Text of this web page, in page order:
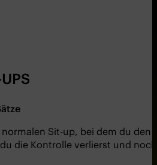
normalen Sit-up, bei dem du
die Kontrolle verlierst und